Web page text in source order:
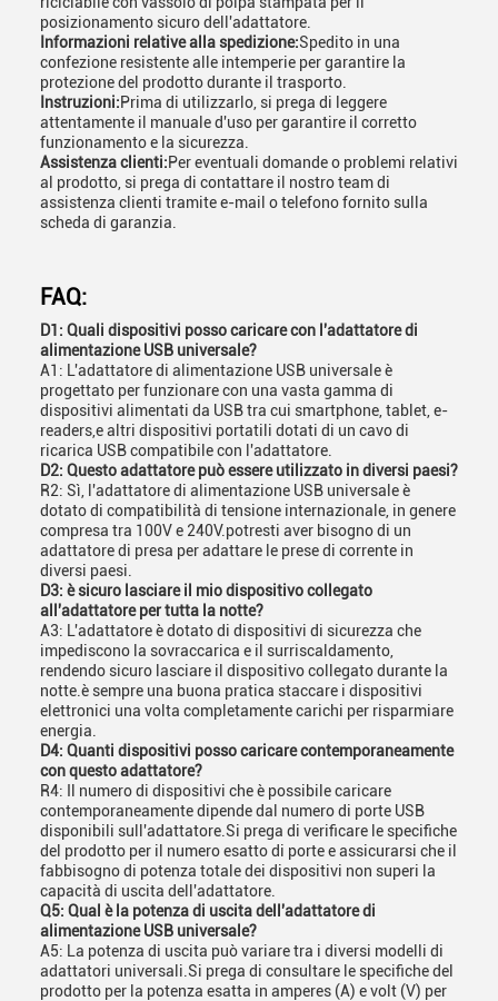
posizionamento sicuro dell'adattatore.
Informazioni relative alla spedizione:Spedito in una
confezione resistente alle intemperie per garantire la
protezione del prodotto durante il trasporto.
Instruzioni:Prima di utilizzarlo, si prega di leggere
attentamente il manuale d'uso per garantire il corretto
funzionamento e la sicurezza.
Assistenza clienti:Per eventuali domande o problemi relativi
al prodotto, si prega di contattare il nostro team di
assistenza clienti tramite e-mail o telefono fornito sulla
scheda di garanzia.
FAQ:
D1: Quali dispositivi posso caricare con l'adattatore di
alimentazione USB universale?
A1: L'adattatore di alimentazione USB universale è
progettato per funzionare con una vasta gamma di
dispositivi alimentati da USB tra cui smartphone, tablet, e-
readers,e altri dispositivi portatili dotati di un cavo di
ricarica USB compatibile con l'adattatore.
D2: Questo adattatore può essere utilizzato in diversi paesi?
R2: Sì, l'adattatore di alimentazione USB universale è
dotato di compatibilità di tensione internazionale, in genere
compresa tra 100V e 240V.potresti aver bisogno di un
adattatore di presa per adattare le prese di corrente in
diversi paesi.
D3: è sicuro lasciare il mio dispositivo collegato
all'adattatore per tutta la notte?
A3: L'adattatore è dotato di dispositivi di sicurezza che
impediscono la sovraccarica e il surriscaldamento,
rendendo sicuro lasciare il dispositivo collegato durante la
notte.è sempre una buona pratica staccare i dispositivi
elettronici una volta completamente carichi per risparmiare
energia.
D4: Quanti dispositivi posso caricare contemporaneamente
con questo adattatore?
R4: Il numero di dispositivi che è possibile caricare
contemporaneamente dipende dal numero di porte USB
disponibili sull'adattatore.Si prega di verificare le specifiche
del prodotto per il numero esatto di porte e assicurarsi che il
fabbisogno di potenza totale dei dispositivi non superi la
capacità di uscita dell'adattatore.
Q5: Qual è la potenza di uscita dell'adattatore di
alimentazione USB universale?
A5: La potenza di uscita può variare tra i diversi modelli di
adattatori universali.Si prega di consultare le specifiche del
prodotto per la potenza esatta in amperes (A) e volt (V) per